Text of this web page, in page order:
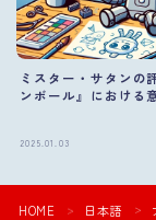
ミスター・サタンの
ンボール』における
2025.01.03
HOME ＞ 日本語 ＞